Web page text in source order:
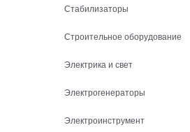
Стабилизаторы
Строительное оборудование
Электрика и свет
Электрогенераторы
Электроинструмент